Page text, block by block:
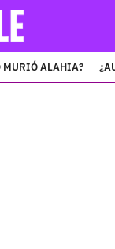
MURIÓ ALAHIA?